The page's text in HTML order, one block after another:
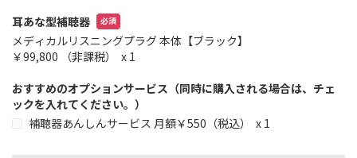
耳あな型補聴器
メディカルリスニングプラグ 本体【ブラック】
￥99,800
（非課税）
x 1
おすすめのオプションサービス（同時に購入される場合は、チェ
ックを入れてください。）
補聴器あんしんサービス 月額￥550（税込） x 1